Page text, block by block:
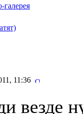
галерея
11:36
везде